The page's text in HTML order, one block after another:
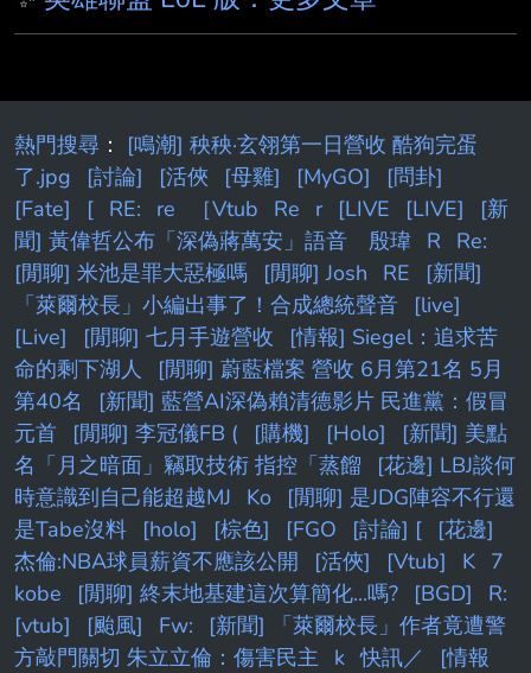
熱門搜尋 ： [鳴潮] 秧秧·玄翎第一日營收 酷狗完蛋
了.jpg
[討論] [活俠 [母雞] [MyGO]
[問卦]
[Fate]
[ RE: re ［Vtub Re r [LIVE [LIVE]
[新
聞] 黃偉哲公布「深偽蔣萬安」語音 殷瑋 R
Re:
[閒聊] 米池是罪大惡極嗎
[閒聊] Josh RE
[新聞]
「萊爾校長」小編出事了！合成總統聲音
[live]
[Live]
[閒聊] 七月手遊營收
[情報] Siegel：追求苦
命的剩下湖人
[閒聊] 蔚藍檔案 營收 6月第21名 5月
第40名
[新聞] 藍營AI深偽賴清德影片 民進黨：假冒
元首
[閒聊] 李冠儀FB ( [購機] [Holo]
[新聞] 美點
名「月之暗面」竊取技術 指控「蒸餾
[花邊] LBJ談何
時意識到自己能超越MJ
Ko
[閒聊] 是JDG陣容不行還
是Tabe沒料
[holo] [棕色] [FGO [討論] [
[花邊]
杰倫:NBA球員薪資不應該公開
[活俠] [Vtub] K 7
kobe
[閒聊] 終末地基建這次算簡化...嗎? [BGD]
R:
[vtub]
[颱風] Fw:
[新聞] 「萊爾校長」作者竟遭警
方敲門關切 朱立立倫：傷害民主
k 快訊／
[情報